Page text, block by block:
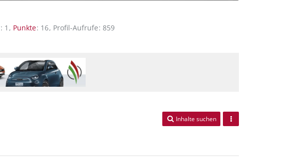
1 Punkte 16 Profil-Aufrufe 859
Inhalte suchen